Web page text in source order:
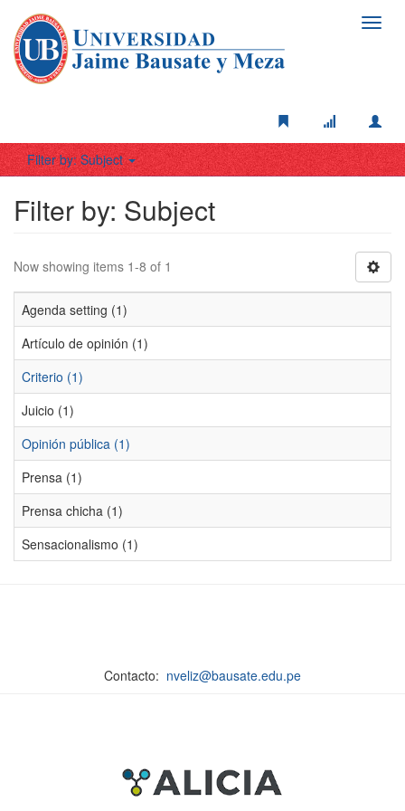
Filter by: Subject
Filter by: Subject
Now showing items 1-8 of 1
Agenda setting (1)
Artículo de opinión (1)
Criterio (1)
Juicio (1)
Opinión pública (1)
Prensa (1)
Prensa chicha (1)
Sensacionalismo (1)
Contacto: nveliz@bausate.edu.pe